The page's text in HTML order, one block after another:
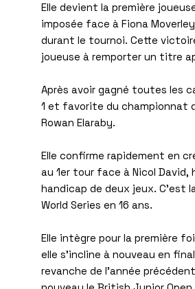
Elle devient la première
imposée face à Fiona
durant le tournoi. Cette
joueuse à remporter un titre
Après avoir gagné toutes les
1 et favorite du championnat
Rowan Elaraby.
Elle confirme rapidement en
au 1er tour face à Nicol
handicap de deux jeux. C'est
World Series en 16 ans.
Elle intègre pour la première
elle s'incline à nouveau en
revanche de l'année